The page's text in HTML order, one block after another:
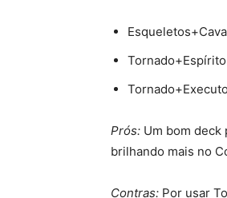
Prós: Um bom deck
brilhando mais no
Contras: Por usar